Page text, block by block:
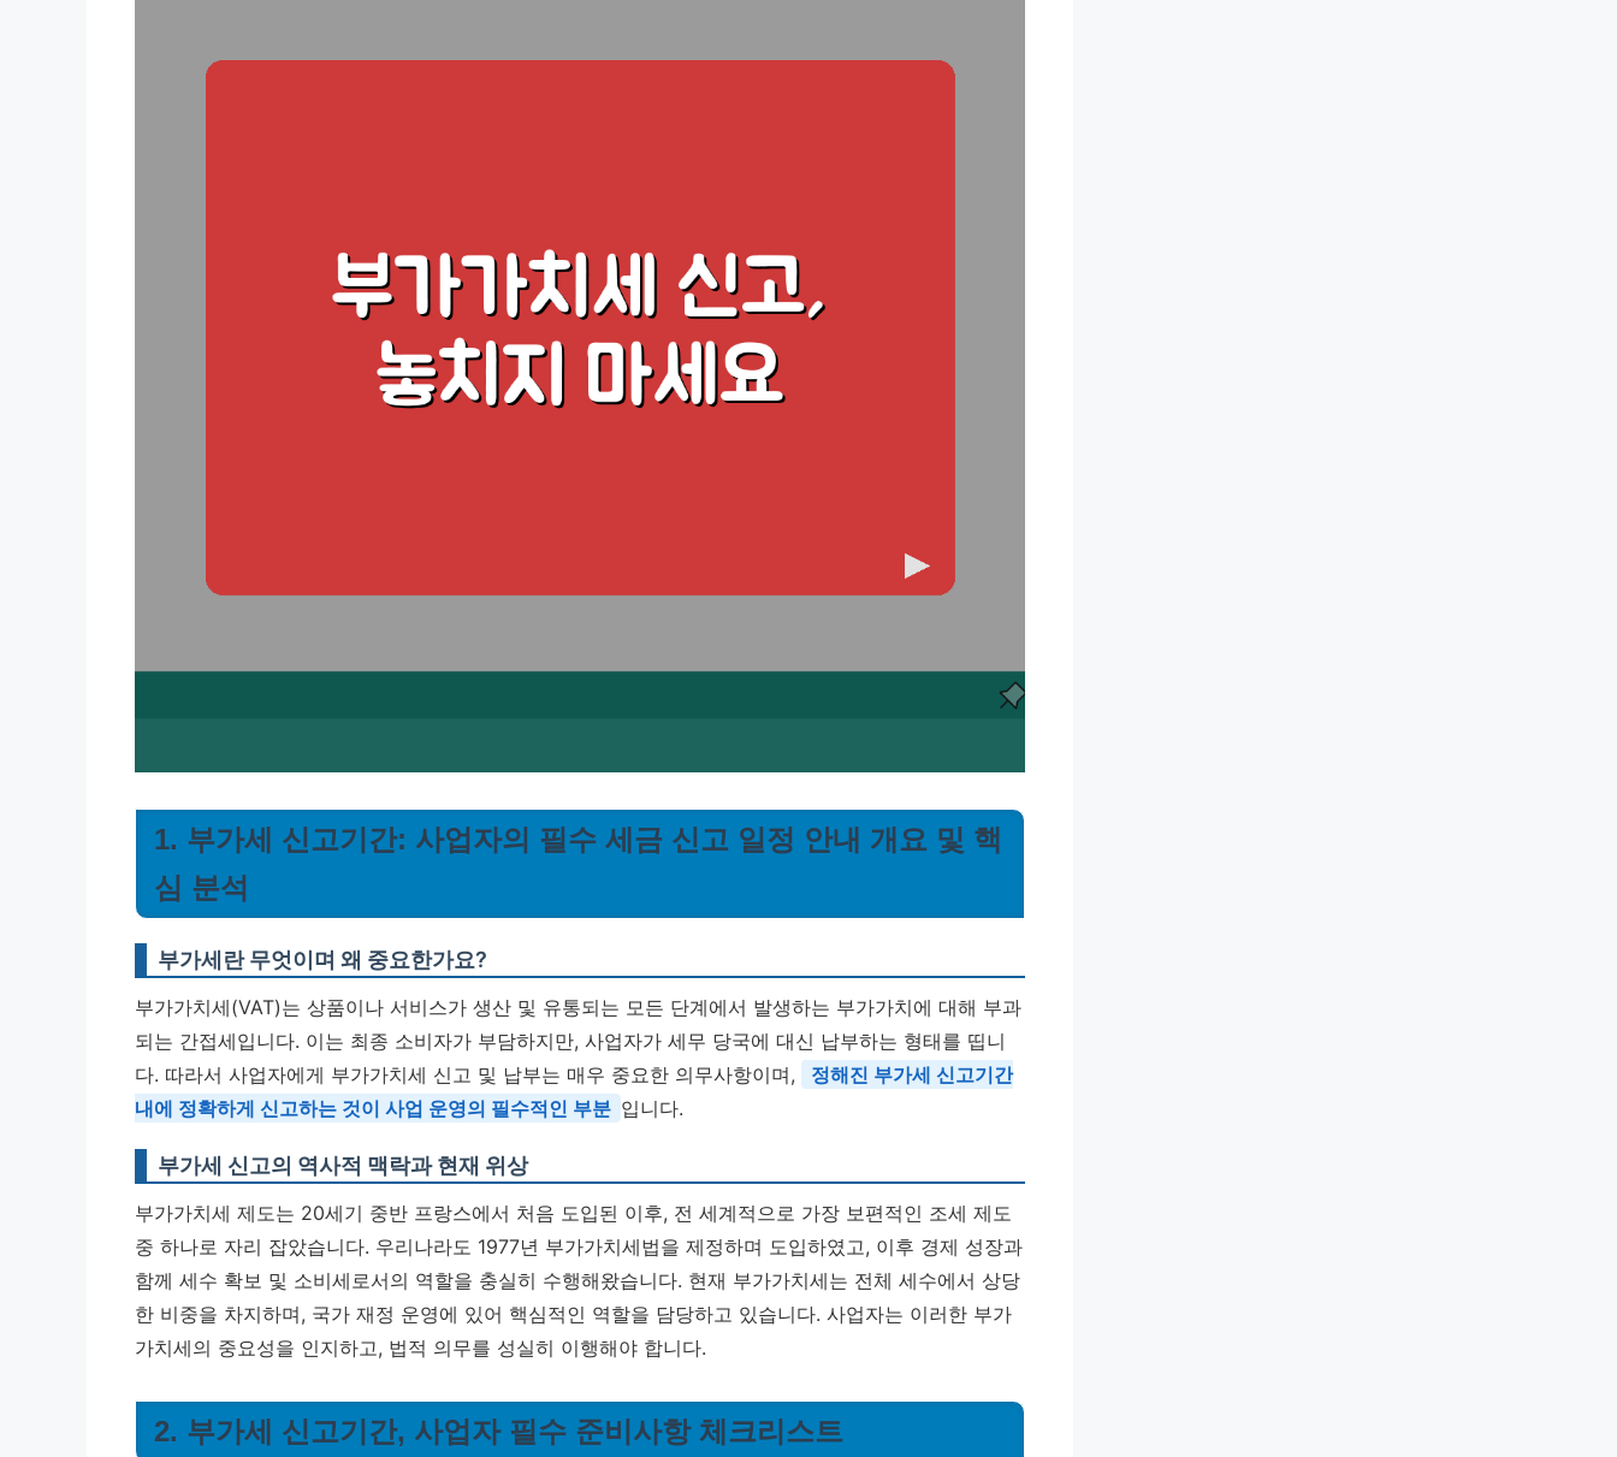
1. 부가세 신고기간: 사업자의 필수 세금 신고 일정 안내 개요 및 핵
심 분석
부가세란 무엇이며 왜 중요한가요?
부가가치세(VAT)는 상품이나 서비스가 생산 및 유통되는 모든 단계에서 발생하는 부가가치에 대해 부과
되는 간접세입니다. 이는 최종 소비자가 부담하지만, 사업자가 세무 당국에 대신 납부하는 형태를 띱니
다. 따라서 사업자에게 부가가치세 신고 및 납부는 매우 중요한 의무사항이며,
정해진 부가세 신고기간
내에 정확하게 신고하는 것이 사업 운영의 필수적인 부분 입니다.
부가세 신고의 역사적 맥락과 현재 위상
부가가치세 제도는 20세기 중반 프랑스에서 처음 도입된 이후, 전 세계적으로 가장 보편적인 조세 제도
중 하나로 자리 잡았습니다. 우리나라도 1977년 부가가치세법을 제정하며 도입하였고, 이후 경제 성장과
함께 세수 확보 및 소비세로서의 역할을 충실히 수행해왔습니다. 현재 부가가치세는 전체 세수에서 상당
한 비중을 차지하며, 국가 재정 운영에 있어 핵심적인 역할을 담당하고 있습니다. 사업자는 이러한 부가
가치세의 중요성을 인지하고, 법적 의무를 성실히 이행해야 합니다.
2. 부가세 신고기간, 사업자 필수 준비사항 체크리스트